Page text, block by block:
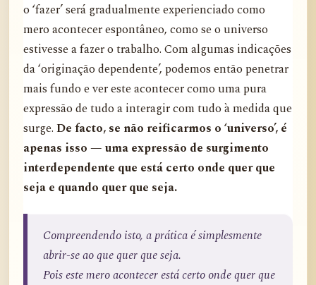
o ‘fazer’ será gradualmente experienciado como
mero acontecer espontâneo, como se o universo
estivesse a fazer o trabalho. Com algumas indicações
da ‘originação dependente’, podemos então penetrar
mais fundo e ver este acontecer como uma pura
expressão de tudo a interagir com tudo à medida que
surge. De facto, se não reificarmos o ‘universo’, é
apenas isso — uma expressão de surgimento
interdependente que está certo onde quer que
seja e quando quer que seja.
Compreendendo isto, a prática é simplesmente
abrir-se ao que quer que seja.
Pois este mero acontecer está certo onde quer que